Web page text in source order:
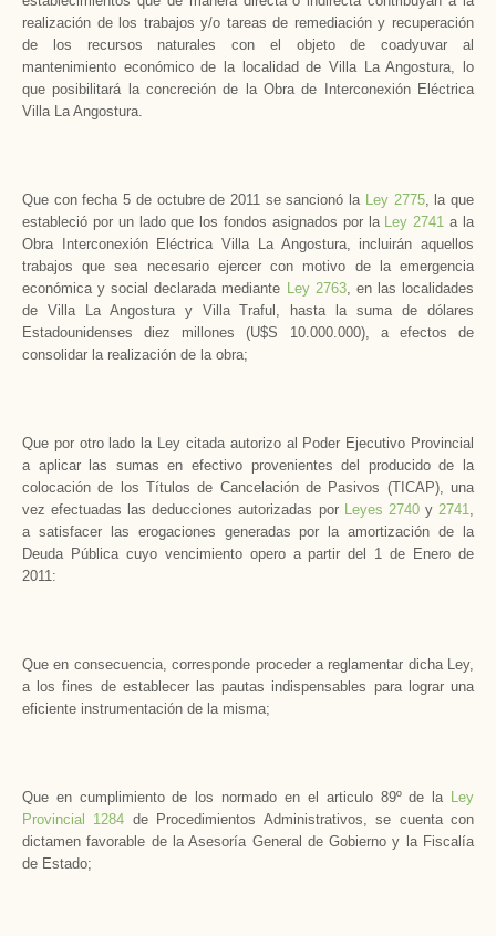
realización de los trabajos y/o tareas de remediación y recuperación
de los recursos naturales con el objeto de coadyuvar al
mantenimiento económico de la localidad de Villa La Angostura, lo
que posibilitará la concreción de la Obra de Interconexión Eléctrica
Villa La Angostura.
Que con fecha 5 de octubre de 2011 se sancionó la Ley 2775, la que
estableció por un lado que los fondos asignados por la Ley 2741 a la
Obra Interconexión Eléctrica Villa La Angostura, incluirán aquellos
trabajos que sea necesario ejercer con motivo de la emergencia
económica y social declarada mediante Ley 2763, en las localidades
de Villa La Angostura y Villa Traful, hasta la suma de dólares
Estadounidenses diez millones (U$S 10.000.000), a efectos de
consolidar la realización de la obra;
Que por otro lado la Ley citada autorizo al Poder Ejecutivo Provincial
a aplicar las sumas en efectivo provenientes del producido de la
colocación de los Títulos de Cancelación de Pasivos (TICAP), una
vez efectuadas las deducciones autorizadas por Leyes 2740 y2741,
a satisfacer las erogaciones generadas por la amortización de la
Deuda Pública cuyo vencimiento opero a partir del 1 de Enero de
2011:
Que en consecuencia, corresponde proceder a reglamentar dicha Ley,
a los fines de establecer las pautas indispensables para lograr una
eficiente instrumentación de la misma;
Que en cumplimiento de los normado en el articulo 89º de la Ley
Provincial 1284 de Procedimientos Administrativos, se cuenta con
dictamen favorable de la Asesoría General de Gobierno y la Fiscalía
de Estado;